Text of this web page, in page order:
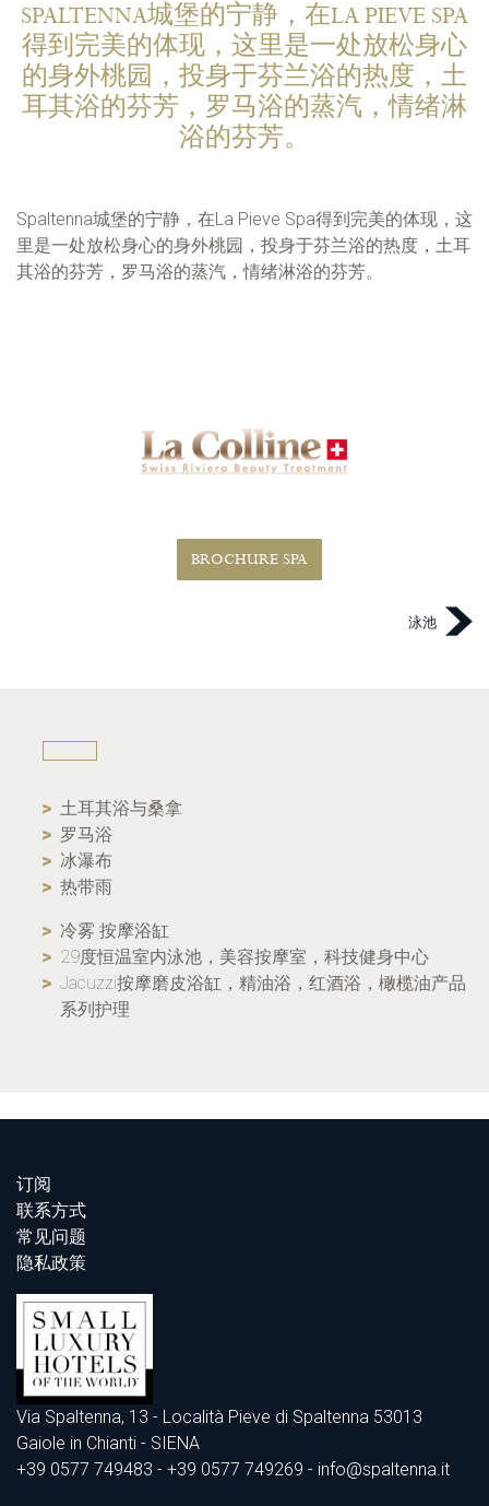
SPALTENNA城堡的宁静，在LA PIEVE SPA
得到完美的体现，这里是一处放松身心
的身外桃园，投身于芬兰浴的热度，土
耳其浴的芬芳，罗马浴的蒸汽，情绪淋
浴的芬芳。
Spaltenna城堡的宁静，在La Pieve Spa得到完美的体现，这
里是一处放松身心的身外桃园，投身于芬兰浴的热度，土耳
其浴的芬芳，罗马浴的蒸汽，情绪淋浴的芬芳。
BROCHURE SPA
泳池
土耳其浴与桑拿
罗马浴
冰瀑布
热带雨
冷雾 按摩浴缸
29度恒温室内泳池，美容按摩室，科技健身中心
Jacuzzi按摩磨皮浴缸，精油浴，红酒浴，橄榄油产品
系列护理
订阅
联系方式
常见问题
隐私政策
Via Spaltenna, 13 - Località Pieve di Spaltenna 53013
Gaiole in Chianti - SIENA
+39 0577 749483 - +39 0577 749269 - info@spaltenna.it